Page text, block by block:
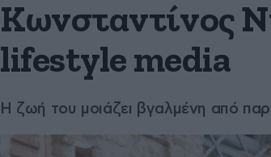
Κωνσταντίνος
lifestyle media
Η ζωή του μοιάζει βγαλμένη από